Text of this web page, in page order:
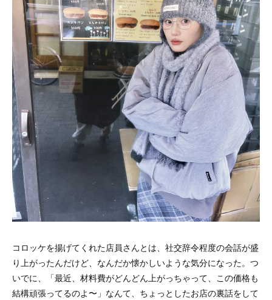
コロッケを揚げてくれた店員さんとは、社交辞令程度の会話が盛
り上がったんだけど、なんだか懐かしいような気分になった。つ
いでに、「最近、材料費がどんどん上がっちゃって、この価格も
結構頑張ってるのよ〜」なんて、ちょっとしたお店の裏話をして